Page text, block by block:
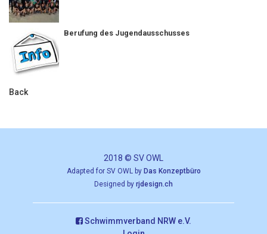
Berufung des Jugendausschusses
Back
2018 © SV OWL
Adapted for SV OWL by Das Konzeptbüro
Designed by rjdesign.ch
Schwimmverband NRW e.V.